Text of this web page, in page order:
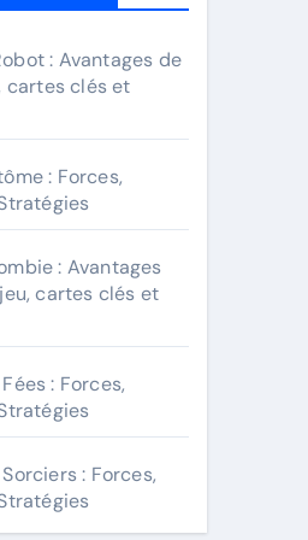
: Avantages de
cartes clés et
: Forces,
: Avantages
cartes clés et
: Forces,
: Forces,